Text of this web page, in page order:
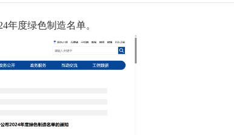
年度绿色制造名单。